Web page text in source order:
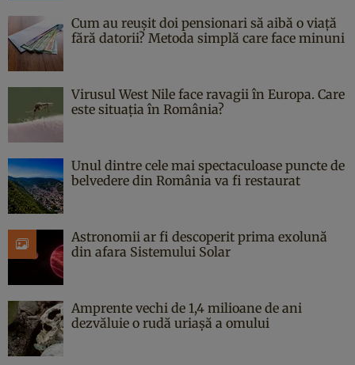
Cum au reușit doi pensionari să aibă o viață
fără datorii? Metoda simplă care face minuni
Virusul West Nile face ravagii în Europa. Care
este situația în România?
Unul dintre cele mai spectaculoase puncte de
belvedere din România va fi restaurat
Astronomii ar fi descoperit prima exolună
din afara Sistemului Solar
Amprente vechi de 1,4 milioane de ani
dezvăluie o rudă uriașă a omului